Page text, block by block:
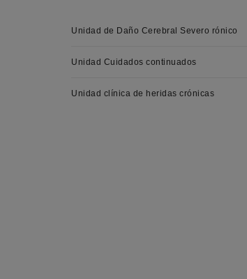
Unidad de Daño Cerebral Severo rónico
Unidad Cuidados continuados
Unidad clínica de heridas crónicas